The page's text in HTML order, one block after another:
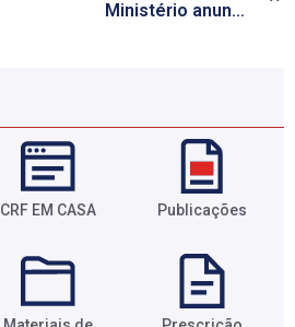
Ministério anuncia redução de 80% de casos de dengue no 1º bimestre
CRF EM CASA Publicações